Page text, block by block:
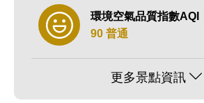
環境空氣品質指數AQI
90 普通
更多景點資訊